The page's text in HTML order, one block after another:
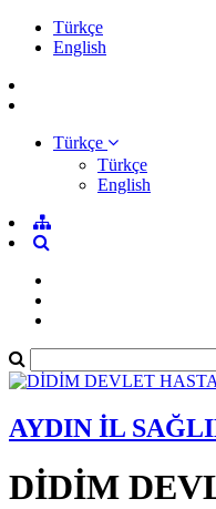
Türkçe
English
Türkçe
Türkçe
English
AYDIN İL
DİDİM